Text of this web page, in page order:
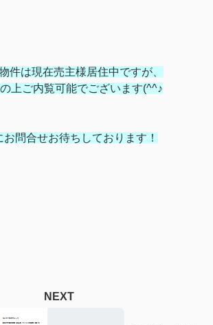
件は現在売主様居住中ですが、
上ご内覧可能でございます(^^♪
お問合せお待ちしております！
NEXT